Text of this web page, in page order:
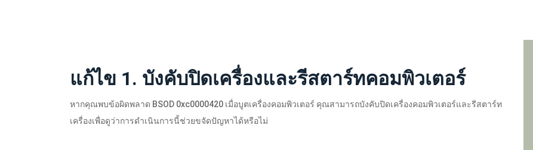
แก้ไข 1. บังคับปิดเครื่องและรีสตาร์ทคอมพิวเตอร์
หากคุณพบข้อผิดพลาด BSOD 0xc0000420 เมื่อบูตเครื่องคอมพิวเตอร์ คุณสามารถบังคับปิดเครื่องคอมพิวเตอร์และรีสตาร์ท
เครื่องเพื่อดูว่าการดำเนินการนี้ช่วยขจัดปัญหาได้หรือไม่